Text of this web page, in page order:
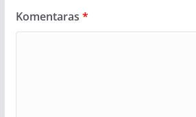
Komentaras *